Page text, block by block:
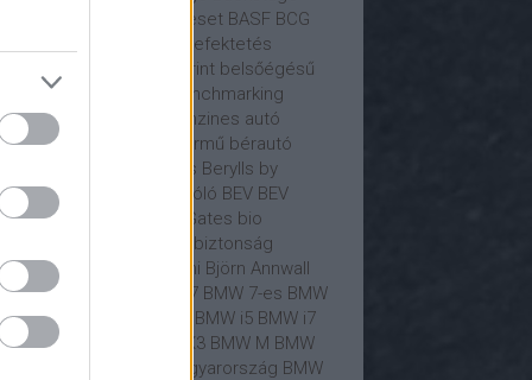
baleset BASF BCG
befektetés
Behind the Blueprint belsőégésű
belső égésű motor
benchmarking
Bentley
benzines autó
benzinmotoros jármű bérautó
Berylls Berylls by
Beszóló BEV BEV
Beyond Zero Bill Gates bio
biztonság
biztosító Bizzarrini Björn Annwall
bmw BMW 7 BMW 7-es BMW
Accounts
BMW i5 BMW i7
i7 M70
BMW iX3 BMW M BMW
BMW Magyarország BMW